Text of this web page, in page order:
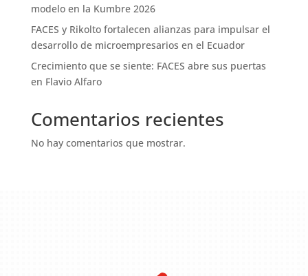
modelo en la Kumbre 2026
FACES y Rikolto fortalecen alianzas para impulsar el
desarrollo de microempresarios en el Ecuador
Crecimiento que se siente: FACES abre sus puertas
en Flavio Alfaro
Comentarios recientes
No hay comentarios que mostrar.